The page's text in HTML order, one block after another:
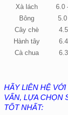
Xà lách 6.0
Bông
Cây chè
Hành tây
Cà chua
HÃY LIÊN HỆ
VẤN, LỰA CHỌN
TỐT NHẤT: